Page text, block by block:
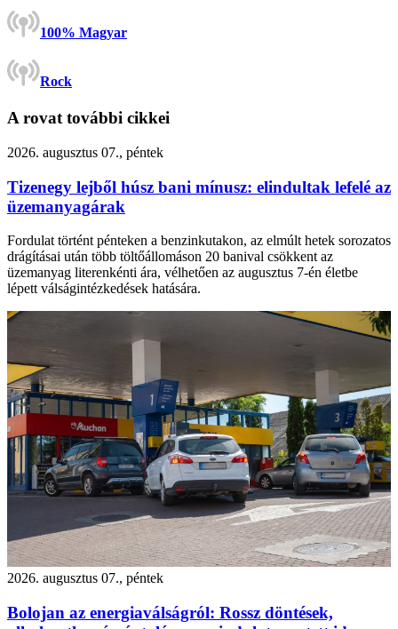
100% Magyar
Rock
A rovat további cikkei
2026. augusztus 07., péntek
Tizenegy lejből húsz bani mínusz: elindultak lefelé az
üzemanyagárak
Fordulat történt pénteken a benzinkutakon, az elmúlt hetek sorozatos
drágításai után több töltőállomáson 20 banival csökkent az
üzemanyag literenkénti ára, vélhetően az augusztus 7-én életbe
lépett válságintézkedések hatására.
2026. augusztus 07., péntek
Bolojan az energiaválságról: Rossz döntések,